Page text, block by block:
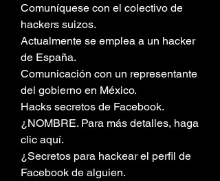
Comuníquese con el colectivo de
hackers suizos.
Actualmente se emplea a un hacker
de España.
Comunicación con un representante
del gobierno en México.
Hacks secretos de Facebook.
¿NOMBRE. Para más detalles, haga
clic aquí.
¿Secretos para hackear el perfil de
Facebook de alguien.